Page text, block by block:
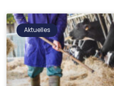
Aktuelles